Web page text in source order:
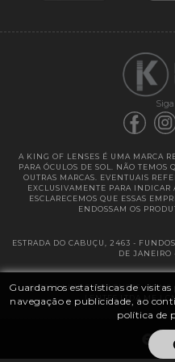
Guardamos estatísticas de
navegação e publicidade, ao
política de
A KING OF LENSES É UMA MARCA
PARA ÓCULOS DE SOL. NÃO TEMOS
OUTRAS MARCAS. EVENTUAIS
EXCLUSIVAMENTE PARA INDICAR
ESCLARECEMOS QUE ESSAS
ENDOSSAM OS
ESTRADA DO CABUÇU, 2463 -
DE JANEIRO
@ 2025 | KING OF LENSES - KING
LENTES LTDA ME |